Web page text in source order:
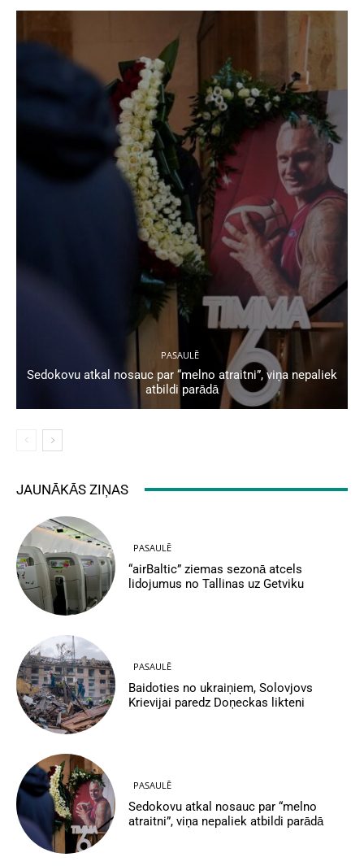
PASAULĒ
Sedokovu atkal nosauc par “melno atraitni”, viņa nepaliek
atbildi parādā
JAUNĀKĀS ZIŅAS
PASAULĒ
“airBaltic” ziemas sezonā atcels
lidojumus no Tallinas uz Getviku
PASAULĒ
Baidoties no ukraiņiem, Solovjovs
Krievijai paredz Doņeckas likteni
PASAULĒ
Sedokovu atkal nosauc par “melno
atraitni”, viņa nepaliek atbildi parādā